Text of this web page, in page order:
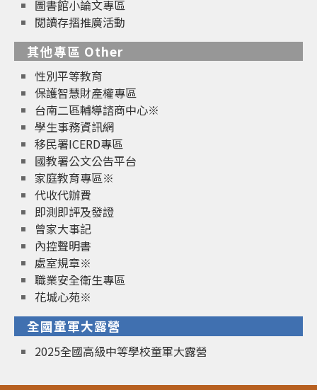
圖書館小論文專區
閱讀存摺推廣活動
其他專區 Other
性別平等教育
保護智慧財產權專區
台南二區輔導諮商中心※
學生事務資訊網
移民署ICERD專區
國教署公文公告平台
家庭教育專區※
代收代辦費
即測即評及發證
曾家大事記
內控聲明書
處室規章※
職業安全衛生專區
花城心苑※
全國童軍大露營
2025全國高級中等學校童軍大露營